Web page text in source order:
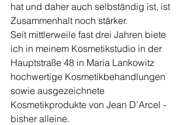
hat und daher auch selbständig ist, ist
Zusammenhalt noch stärker.
Seit mittlerweile fast drei Jahren biete
ich in meinem Kosmetikstudio in der
Hauptstraße 48 in Maria Lankowitz
hochwertige Kosmetikbehandlungen
sowie ausgezeichnete
Kosmetikprodukte von Jean D’Arcel -
bisher alleine.